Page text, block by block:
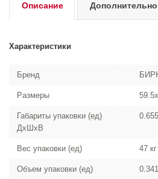
Описание Дополнительно
Характеристики
Бренд
Размеры
Габариты упаковки (ед)
ДхШхВ
Вес упаковки (ед) 47 кг
Объем упаковки (ед)